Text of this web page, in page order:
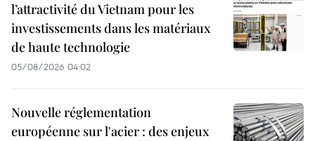
l’attractivité du Vietnam pour les
investissements dans les matériaux
de haute technologie
05/08/2026 04:02
Nouvelle réglementation
européenne sur l'acier : des enjeux